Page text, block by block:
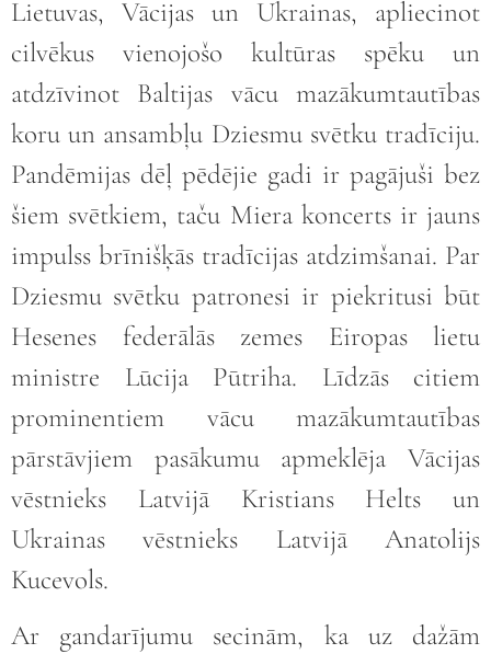
Lietuvas, Vācijas un Ukrainas, apliecinot
cilvēkus vienojošo kultūras spēku un
atdzīvinot Baltijas vācu mazākumtautības
koru un ansambļu Dziesmu svētku tradīciju.
Pandēmijas dēļ pēdējie gadi ir pagājuši bez
šiem svētkiem, taču Miera koncerts ir jauns
impulss brīnišķās tradīcijas atdzimšanai. Par
Dziesmu svētku patronesi ir piekritusi būt
Hesenes federālās zemes Eiropas lietu
ministre Lūcija Pūtriha. Līdzās citiem
prominentiem vācu mazākumtautības
pārstāvjiem pasākumu apmeklēja Vācijas
vēstnieks Latvijā Kristians Helts un
Ukrainas vēstnieks Latvijā Anatolijs
Kucevols.
Ar gandarījumu secinām, ka uz dažām